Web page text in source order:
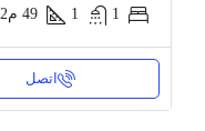
1
1
49 م2
اتصل